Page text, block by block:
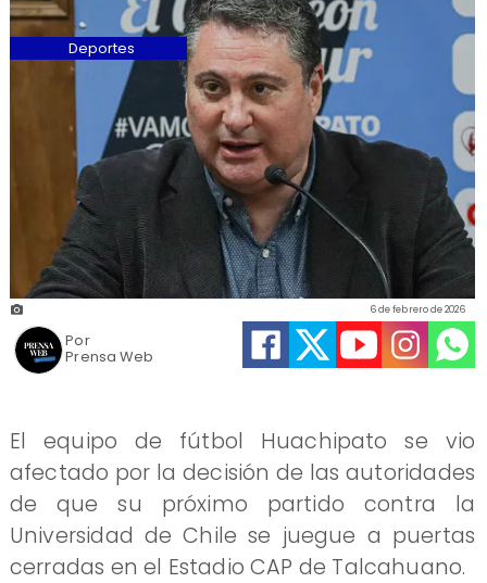
Prensa Web
6 de febrero de 2026
Deportes
Por
El equipo de fútbol Huachipato se vio
afectado por la decisión de las autoridades
de que su próximo partido contra la
Universidad de Chile se juegue a puertas
cerradas en el Estadio CAP de Talcahuano.